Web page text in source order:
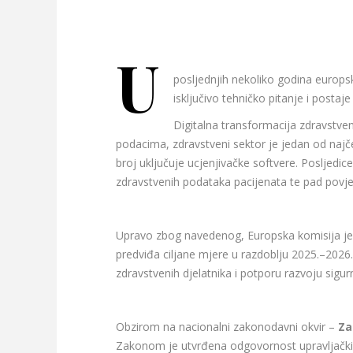
U
posljednjih nekoliko godina
isključivo tehničko pitanje i
Digitalna transformacija
podacima, zdravstveni sektor je jedan od
broj uključuje ucjenjivačke softvere.
zdravstvenih podataka pacijenata te pad
Upravo zbog navedenog, Europska komisija
predviđa ciljane mjere u razdoblju
zdravstvenih djelatnika i potporu razvoju
Obzirom na nacionalni zakonodavni okvir –
Zakonom je utvrđena odgovornost